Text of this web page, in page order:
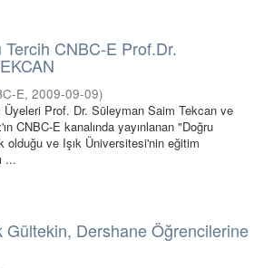
CNBC-E Prof.Dr.
E, 2009-09-09)
Üyeleri Prof. Dr. Süleyman Saim Tekcan ve
CNBC-E kanalında yayınlanan "Doğru
olduğu ve Işık Üniversitesi'nin eğitim
...
Gültekin, Dershane Öğrencilerine